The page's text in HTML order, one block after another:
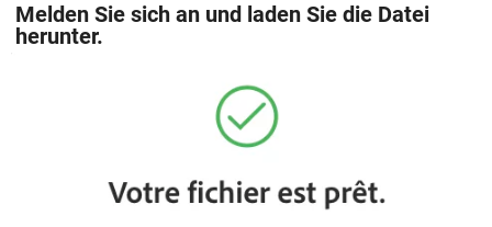
Melden Sie sich an und laden Sie die Datei
herunter.